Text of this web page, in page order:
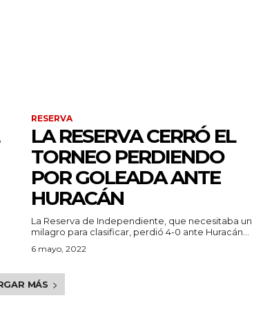
RESERVA
LA RESERVA CERRÓ EL
TORNEO PERDIENDO
POR GOLEADA ANTE
HURACÁN
La Reserva de Independiente, que necesitaba un
milagro para clasificar, perdió 4-0 ante Huracán...
6 mayo, 2022
MÁS